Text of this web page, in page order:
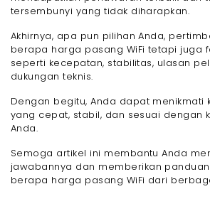
tersembunyi yang tidak diharapkan.
Akhirnya, apa pun pilihan Anda,
berapa harga pasang WiFi tetapi juga
seperti kecepatan, stabilitas, ulasan
dukungan teknis.
Dengan begitu, Anda dapat menikmati
yang cepat, stabil, dan sesuai dengan
Anda.
Semoga artikel ini membantu Anda
jawabannya dan memberikan
berapa harga pasang WiFi dari